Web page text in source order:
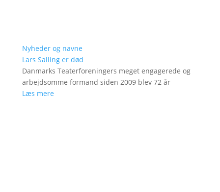
Nyheder og navne
Lars Salling er død
Danmarks Teaterforeningers meget engagerede og
arbejdsomme formand siden 2009 blev 72 år
Læs mere